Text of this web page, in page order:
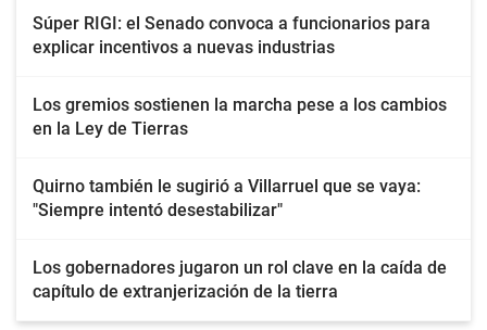
Súper RIGI: el Senado convoca a funcionarios para
explicar incentivos a nuevas industrias
Los gremios sostienen la marcha pese a los cambios
en la Ley de Tierras
Quirno también le sugirió a Villarruel que se vaya:
"Siempre intentó desestabilizar"
Los gobernadores jugaron un rol clave en la caída de
capítulo de extranjerización de la tierra